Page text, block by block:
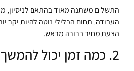
התשלום משתנה מאוד בהתאם לניסיון,
העבודה. תחום הפלילי נוטה להיות יקר
הצעת מחיר ברורה מראש.
2. כמה זמן יכול להמשך תיק פלילי?